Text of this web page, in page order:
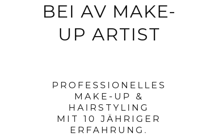
BEI AV MAKE-
UP ARTIST
PROFESSIONELLES
MAKE-UP &
HAIRSTYLING
MIT 10 JÄHRIGER
ERFAHRUNG.